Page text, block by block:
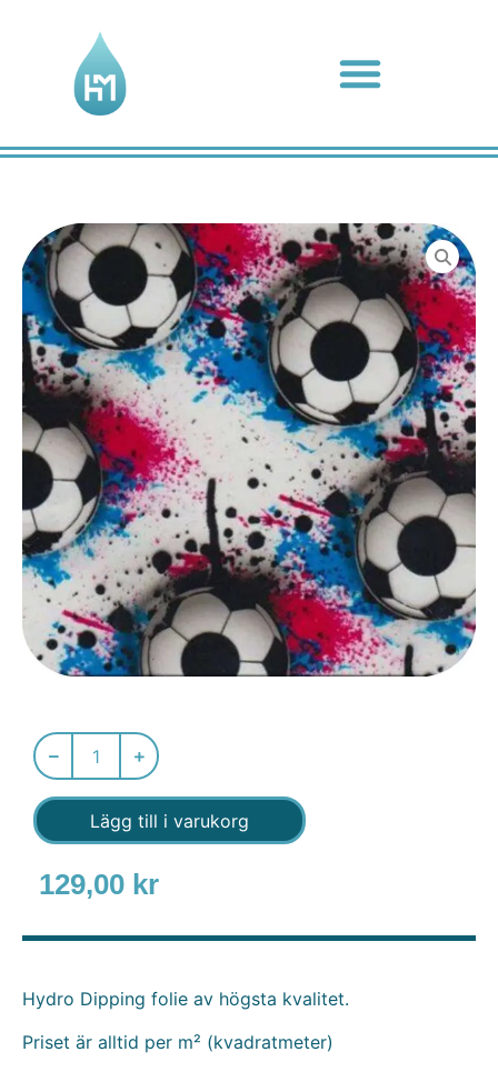
Lägg till i varukorg
129,00 kr
Hydro Dipping folie av högsta kvalitet.
Priset är alltid per m² (kvadratmeter)